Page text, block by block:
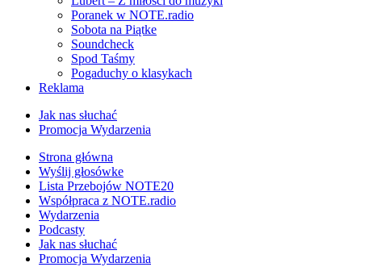
Poranek w NOTE.radio
Sobota na Piątke
Soundcheck
Spod Taśmy
Pogaduchy o klasykach
Reklama
Jak nas słuchać
Promocja Wydarzenia
Strona główna
Wyślij głosówke
Lista Przebojów NOTE20
Współpraca z NOTE.radio
Wydarzenia
Podcasty
Jak nas słuchać
Promocja Wydarzenia